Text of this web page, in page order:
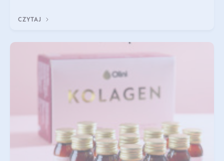
CZYTAJ